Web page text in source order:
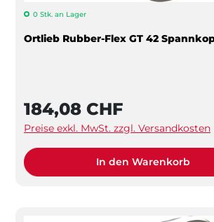
0 Stk. an Lager
Ortlieb Rubber-Flex GT 42
184,08 CHF
Preise exkl. MwSt. zzgl. Versandkosten
In den Warenkorb